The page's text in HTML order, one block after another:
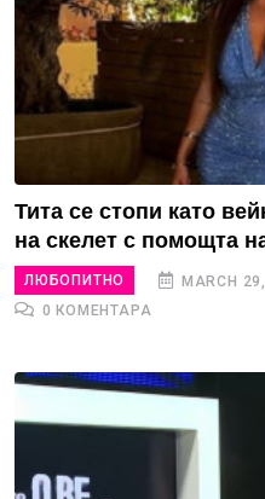
Тита се стопи като
на скелет с помощта
ЛЮБОПИТНО MARCH
0 КОМЕНТАРА